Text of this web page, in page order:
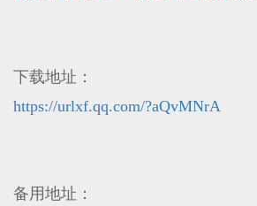
下载地址：
https://urlxf.qq.com/?aQvMNrA
备用地址：